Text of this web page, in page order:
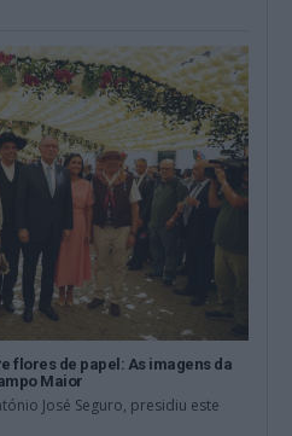
flores de papel: As imagens da
Maior
José Seguro, presidiu este